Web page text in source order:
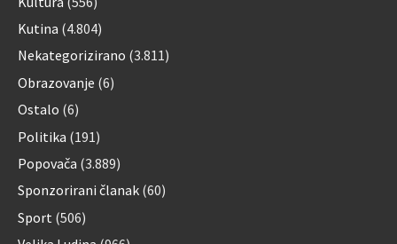
Kutina (4.804)
Nekategorizirano (3.811)
Obrazovanje (6)
Ostalo (6)
Politika (191)
Popovača (3.889)
Sponzorirani članak (60)
Sport (506)